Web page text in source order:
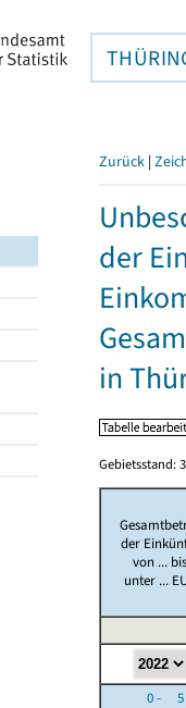
Zurück |
der
in
Gebietsstand:
der
von ...
unter ...
0 - 5